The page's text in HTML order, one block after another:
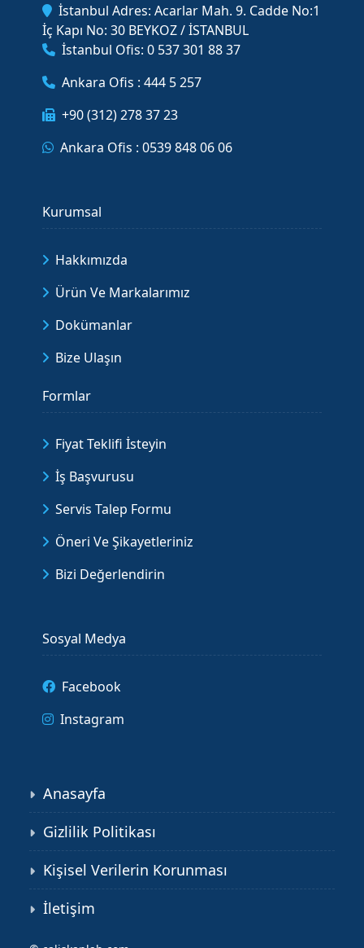
İstanbul Adres: Acarlar Mah. 9. Cadde No:1
İç Kapı No: 30 BEYKOZ / İSTANBUL
İstanbul Ofis: 0 537 301 88 37
Ankara Ofis : 444 5 257
+90 (312) 278 37 23
Ankara Ofis : 0539 848 06 06
Kurumsal
Hakkımızda
Ürün Ve Markalarımız
Dokümanlar
Bize Ulaşın
Formlar
Fiyat Teklifi İsteyin
İş Başvurusu
Servis Talep Formu
Öneri Ve Şikayetleriniz
Bizi Değerlendirin
Sosyal Medya
Facebook
Instagram
Anasayfa
Gizlilik Politikası
Kişisel Verilerin Korunması
İletişim